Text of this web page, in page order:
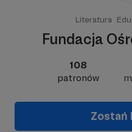
Literatura
Fundacja
108
patronów
Zostań